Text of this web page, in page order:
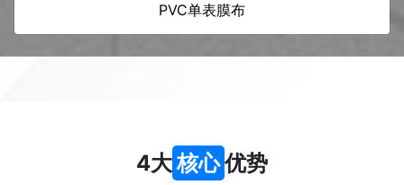
PVC单表膜布
4大核心优势